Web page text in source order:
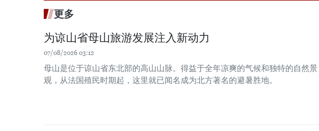
更多
为谅山省母山旅游发展注入新动力
07/08/2026 03:12
母山是位于谅山省东北部的高山山脉。得益于全年凉爽的气候和独特的自然景
观，从法国殖民时期起，这里就已闻名成为北方著名的避暑胜地。